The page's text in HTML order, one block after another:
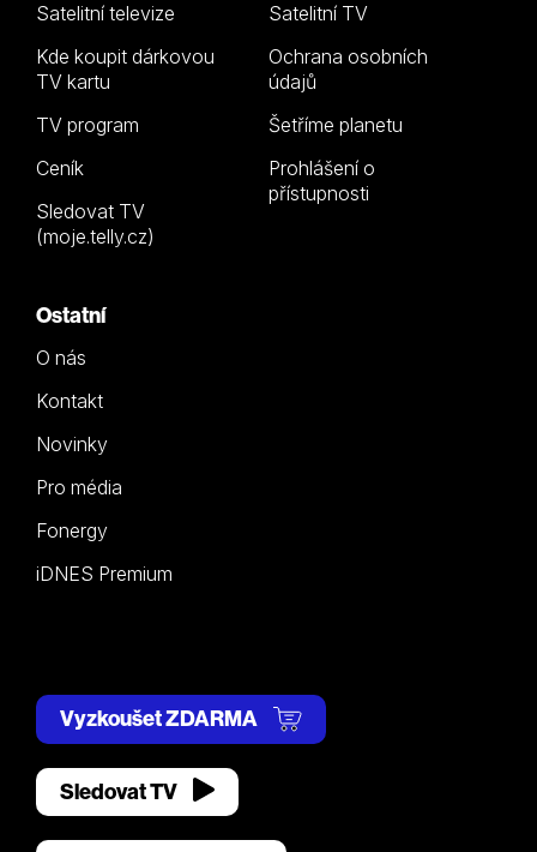
Satelitní televize
Kde koupit dárkovou
TV kartu
TV program
Ceník
Sledovat TV
(moje.telly.cz)
Satelitní TV
Ochrana osobních
údajů
Šetříme planetu
Prohlášení o
přístupnosti
Ostatní
O nás
Kontakt
Novinky
Pro média
Fonergy
iDNES Premium
Vyzkoušet ZDARMA
Sledovat TV